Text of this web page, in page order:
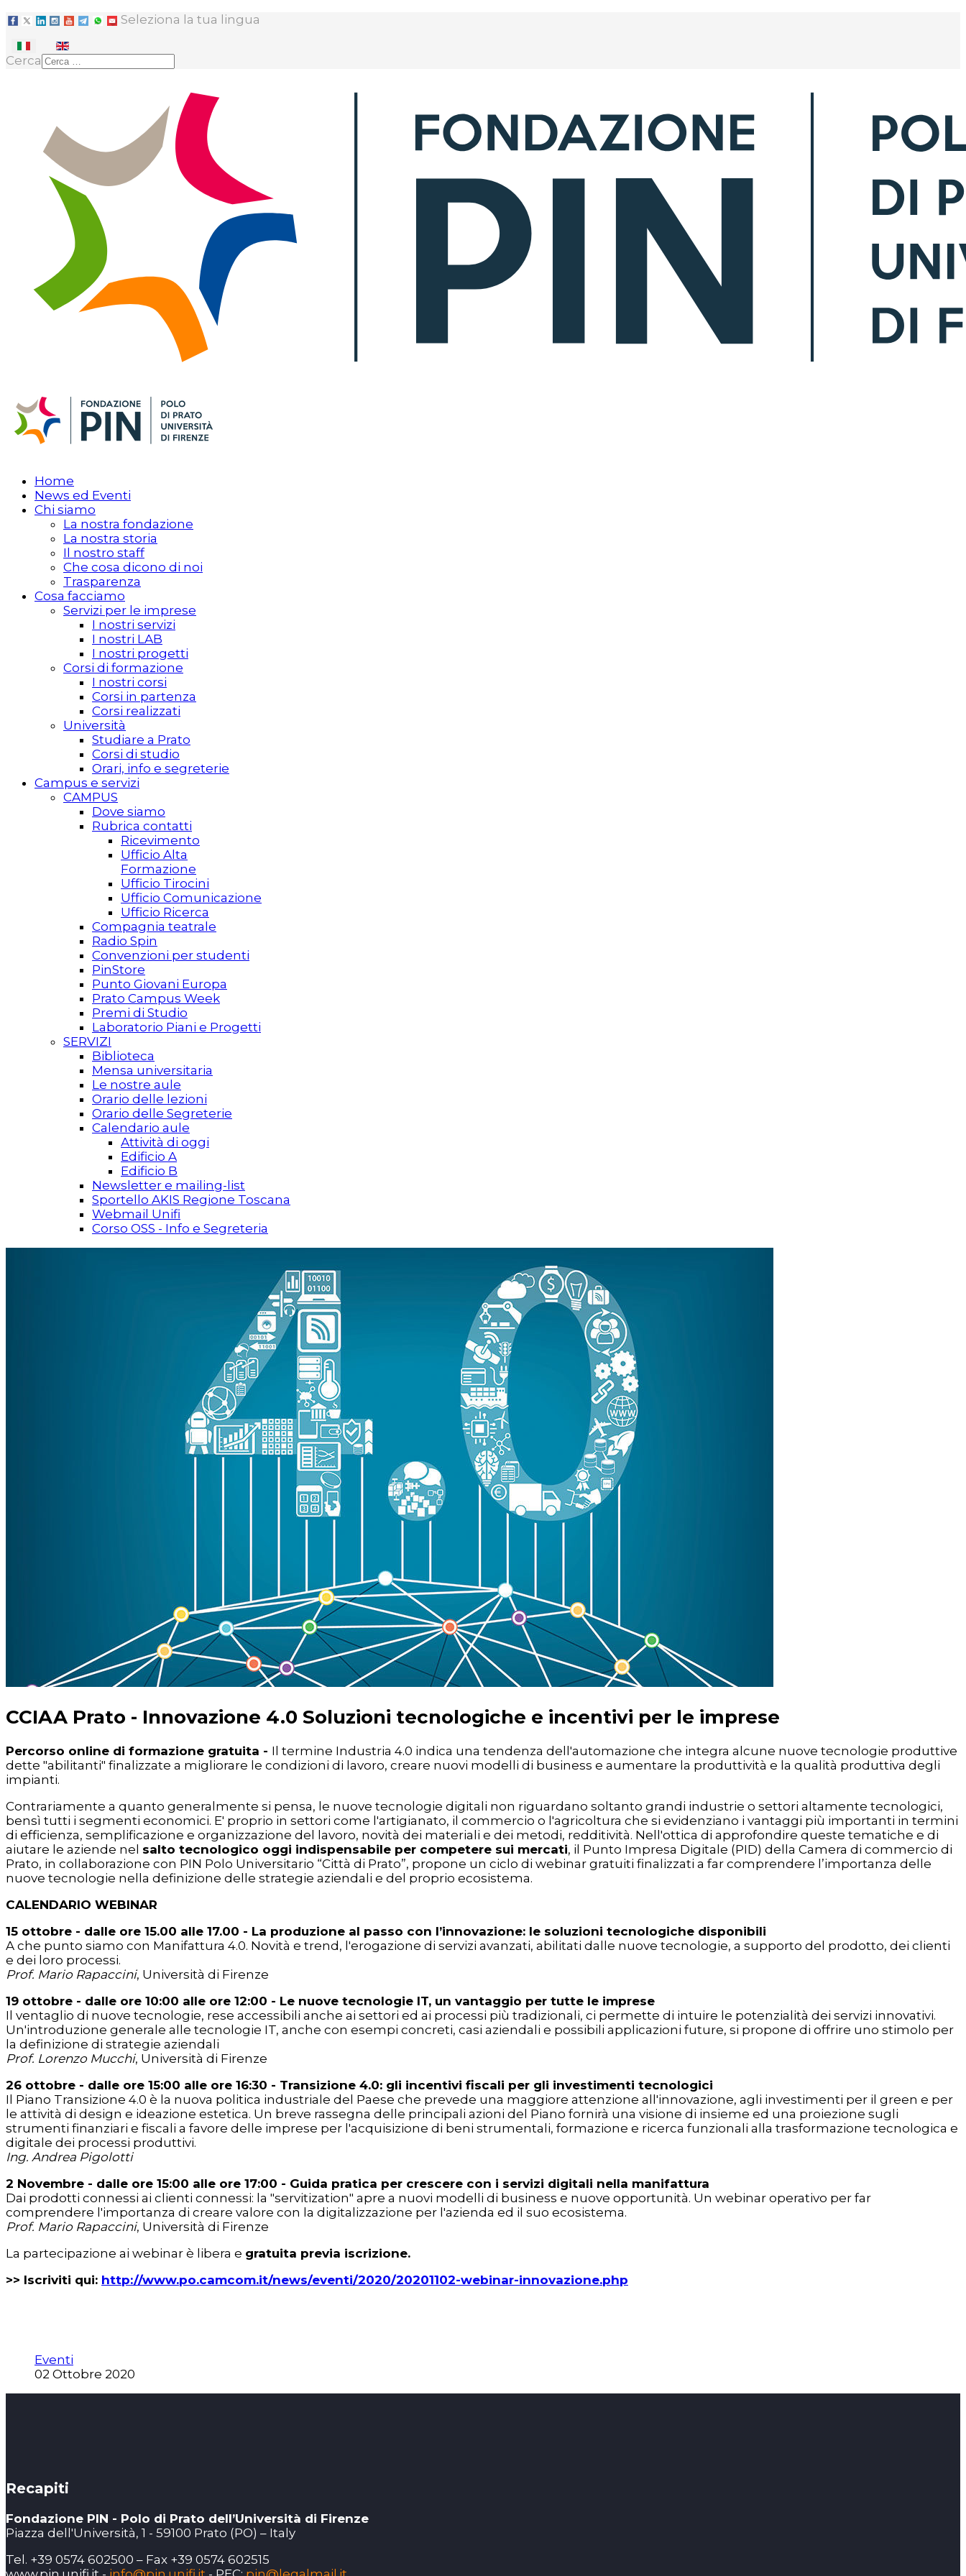
Seleziona la tua lingua
Cerca
Home
News ed Eventi
Chi siamo
La nostra fondazione
La nostra storia
Il nostro staff
Che cosa dicono di noi
Trasparenza
Cosa facciamo
Servizi per le imprese
I nostri servizi
I nostri LAB
I nostri progetti
Corsi di formazione
I nostri corsi
Corsi in partenza
Corsi realizzati
Università
Studiare a Prato
Corsi di studio
Orari, info e segreterie
Campus e servizi
CAMPUS
Dove siamo
Rubrica contatti
Ricevimento
Ufficio Alta
Formazione
Ufficio Tirocini
Ufficio Comunicazione
Ufficio Ricerca
Compagnia teatrale
Radio Spin
Convenzioni per studenti
PinStore
Punto Giovani Europa
Prato Campus Week
Premi di Studio
Laboratorio Piani e Progetti
SERVIZI
Biblioteca
Mensa universitaria
Le nostre aule
Orario delle lezioni
Orario delle Segreterie
Calendario aule
Attività di oggi
Edificio A
Edificio B
Newsletter e mailing-list
Sportello AKIS Regione Toscana
Webmail Unifi
Corso OSS - Info e Segreteria
CCIAA Prato - Innovazione 4.0 Soluzioni tecnologiche e incentivi per le imprese
Percorso online di formazione gratuita - Il termine Industria 4.0 indica una tendenza dell'automazione che integra alcune nuove tecnologie produttive
dette "abilitanti" finalizzate a migliorare le condizioni di lavoro, creare nuovi modelli di business e aumentare la produttività e la qualità produttiva degli
impianti.
Contrariamente a quanto generalmente si pensa, le nuove tecnologie digitali non riguardano soltanto grandi industrie o settori altamente tecnologici,
bensì tutti i segmenti economici. E' proprio in settori come l'artigianato, il commercio o l'agricoltura che si evidenziano i vantaggi più importanti in termini
di efficienza, semplificazione e organizzazione del lavoro, novità dei materiali e dei metodi, redditività. Nell'ottica di approfondire queste tematiche e di
aiutare le aziende nel salto tecnologico oggi indispensabile per competere sui mercati, il Punto Impresa Digitale (PID) della Camera di commercio di
Prato, in collaborazione con PIN Polo Universitario “Città di Prato”, propone un ciclo di webinar gratuiti finalizzati a far comprendere l’importanza delle
nuove tecnologie nella definizione delle strategie aziendali e del proprio ecosistema.
CALENDARIO WEBINAR
15 ottobre - dalle ore 15.00 alle 17.00 - La produzione al passo con l’innovazione: le soluzioni tecnologiche disponibili
A che punto siamo con Manifattura 4.0. Novità e trend, l'erogazione di servizi avanzati, abilitati dalle nuove tecnologie, a supporto del prodotto, dei clienti
e dei loro processi.
Prof. Mario Rapaccini, Università di Firenze
19 ottobre - dalle ore 10:00 alle ore 12:00 - Le nuove tecnologie IT, un vantaggio per tutte le imprese
Il ventaglio di nuove tecnologie, rese accessibili anche ai settori ed ai processi più tradizionali, ci permette di intuire le potenzialità dei servizi innovativi.
Un'introduzione generale alle tecnologie IT, anche con esempi concreti, casi aziendali e possibili applicazioni future, si propone di offrire uno stimolo per
la definizione di strategie aziendali
Prof. Lorenzo Mucchi, Università di Firenze
26 ottobre - dalle ore 15:00 alle ore 16:30 - Transizione 4.0: gli incentivi fiscali per gli investimenti tecnologici
Il Piano Transizione 4.0 è la nuova politica industriale del Paese che prevede una maggiore attenzione all'innovazione, agli investimenti per il green e per
le attività di design e ideazione estetica. Un breve rassegna delle principali azioni del Piano fornirà una visione di insieme ed una proiezione sugli
strumenti finanziari e fiscali a favore delle imprese per l'acquisizione di beni strumentali, formazione e ricerca funzionali alla trasformazione tecnologica e
digitale dei processi produttivi.
Ing. Andrea Pigolotti
2 Novembre - dalle ore 15:00 alle ore 17:00 - Guida pratica per crescere con i servizi digitali nella manifattura
Dai prodotti connessi ai clienti connessi: la "servitization" apre a nuovi modelli di business e nuove opportunità. Un webinar operativo per far
comprendere l'importanza di creare valore con la digitalizzazione per l'azienda ed il suo ecosistema.
Prof. Mario Rapaccini, Università di Firenze
La partecipazione ai webinar è libera e gratuita previa iscrizione.
>> Iscriviti qui: http://www.po.camcom.it/news/eventi/2020/20201102-webinar-innovazione.php
Eventi
02 Ottobre 2020
Recapiti
Fondazione PIN - Polo di Prato dell’Università di Firenze
Piazza dell'Università, 1 - 59100 Prato (PO) – Italy
Tel. +39 0574 602500 – Fax +39 0574 602515